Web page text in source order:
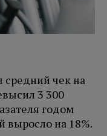
средний чек на
3 300
годом
выросло на 18%.